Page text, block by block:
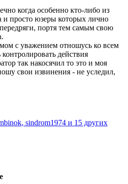
когда особенно кто-либо из
и просто юзеры которых лично
портя тем самым свою
с уважением отношусь ко всем
действия
так накосячил то это и моя
свои извинения - не уследил,
, sindrom1974 и 15 других